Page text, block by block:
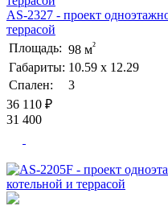
AS-2327 - проект
террасой
Площадь: 98 м²
Габариты: 10.59 х 12.29
Спален:
3
36 110 ₽
31 400